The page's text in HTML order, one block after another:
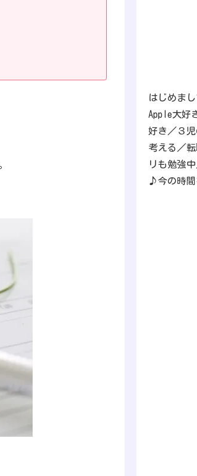
はじめま
Apple大好
好き／３
考える／
リも勉強
♪今の時